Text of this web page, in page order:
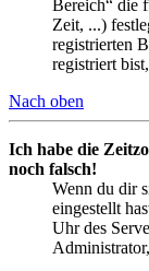
Bereich“ die
Zeit, ...)
registrierten
registriert
Nach oben
Ich habe die
noch falsch!
Wenn du dir
eingestellt
Uhr des